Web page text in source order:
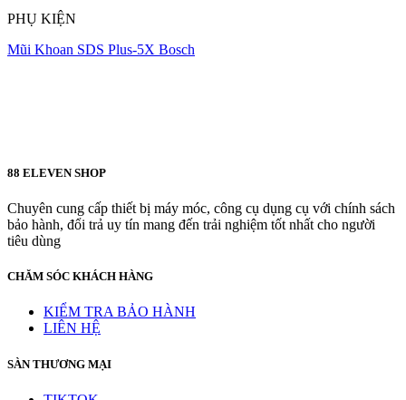
PHỤ KIỆN
Mũi Khoan SDS Plus-5X Bosch
88 ELEVEN SHOP
Chuyên cung cấp thiết bị máy móc, công cụ dụng cụ với chính sách
bảo hành, đổi trả uy tín mang đến trải nghiệm tốt nhất cho người
tiêu dùng
CHĂM SÓC KHÁCH HÀNG
KIỂM TRA BẢO HÀNH
LIÊN HỆ
SÀN THƯƠNG MẠI